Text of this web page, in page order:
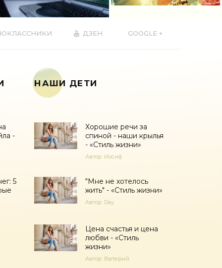
ДЗЕН GOOGLE +
-
5
НАШИ ДЕТИ
Хорошие речи за
спиной - наши крылья
- «Стиль жизни»
Автор Иосиф
"Мне не хотелось
жить" - «Стиль жизни»
Автор Day
Цена счастья и цена
любви - «Стиль
жизни»
Автор Валерий